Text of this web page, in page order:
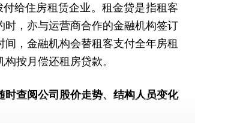
付给住房租赁企业。租金贷是指租客
时，亦与运营商合作的金融机构签订
，金融机构会替租客支付全年房租
按月偿还租房贷款。
时查阅公司股价走势、结构人员变化